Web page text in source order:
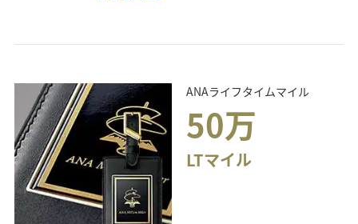
ANAライフタイムマイル
50万
LTマイル